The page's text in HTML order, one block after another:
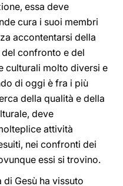
essa deve
cura i suoi membri
accontentarsi della
confronto e del
culturali molto diversi e
di oggi è fra i più
della qualità e della
deve
attività
nei confronti dei
essi si trovino.
Gesù ha vissuto